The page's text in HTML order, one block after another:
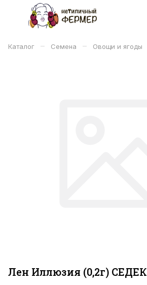
Каталог – Семена – Овощи и ягоды
Лен Иллюзия (0,2г) СЕДЕК